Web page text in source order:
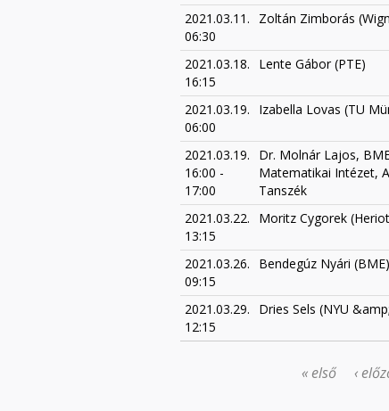
2021.03.11.
06:30
Zoltán Zimborás
2021.03.18.
16:15
Lente Gábor (PTE)
2021.03.19.
06:00
Izabella Lovas (TU
2021.03.19.
16:00 -
17:00
Dr. Molnár Lajos,
Matematikai Intézet,
Tanszék
2021.03.22.
13:15
Moritz Cygorek
2021.03.26.
09:15
Bendegúz Nyári (BME)
2021.03.29.
12:15
Dries Sels (NYU
« első ‹